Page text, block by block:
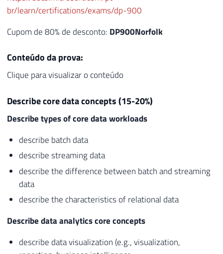
br/learn/certifications/exams/dp-900
Cupom de 80% de desconto: DP900Norfolk
Conteúdo da prova:
Clique para visualizar o conteúdo
Describe core data concepts (15-20%)
Describe types of core data workloads
describe batch data
describe streaming data
describe the difference between batch and streaming
data
describe the characteristics of relational data
Describe data analytics core concepts
describe data visualization (e.g., visualization,